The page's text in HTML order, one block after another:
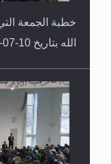
خطبة الجمعة
الله بتاريخ 10-07-2026